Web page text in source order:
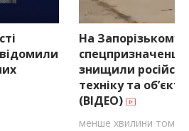
На Запорізькому
спецпризначенці
знищили
техніку та
(ВІДЕО)
менше хвилини тому